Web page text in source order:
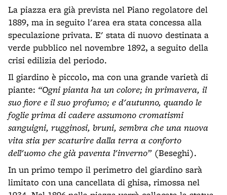
La piazza era già prevista nel Piano regolatore del
1889, ma in seguito l'area era stata concessa alla
speculazione privata. E' stata di nuovo destinata a
verde pubblico nel novembre 1892, a seguito della
crisi edilizia del periodo.
Il giardino è piccolo, ma con una grande varietà di
piante: “Ogni pianta ha un colore; in primavera, il
suo fiore e il suo profumo; e d'autunno, quando le
foglie prima di cadere assumono cromatismi
sanguigni, rugginosi, bruni, sembra che una nuova
vita stia per scaturire dalla terra a conforto
dell'uomo che già paventa l'inverno”(Beseghi).
In un primo tempo il perimetro del giardino sarà
limitato con una cancellata di ghisa, rimossa nel